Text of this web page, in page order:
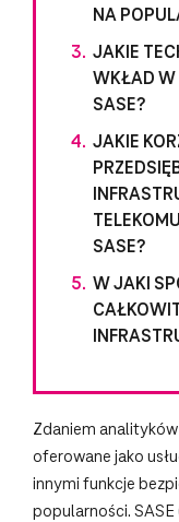
NA
JAKIE
WKŁAD W
SASE?
JAKIE
SASE?
W JAKI
Zdaniem
oferowane jako
innymi funkcje
popularności.